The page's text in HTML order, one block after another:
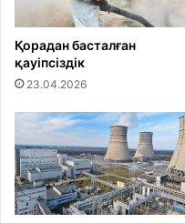
Қорадан басталған
қауіпсіздік
23.04.2026